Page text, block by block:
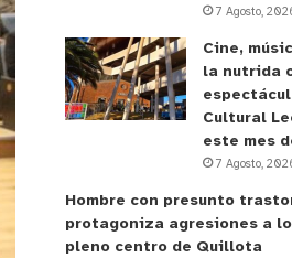
7 Agosto,
Cine,
la nutrida
Cultural
este mes
7 Agosto,
Hombre con presunto
protagoniza agresiones a
pleno centro de Quillota